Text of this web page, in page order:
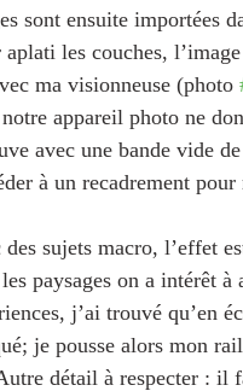
sont ensuite importées
les couches,
ma visionneuse (photo
appareil photo ne
avec une bande vide
à un recadrement
des sujets macro, l’effet
paysages on a intérêt
j’ai trouvé qu’en
je pousse alors mon
détail à respecter : il